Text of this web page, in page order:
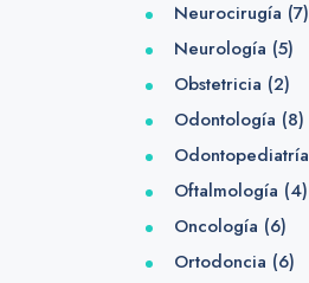
Neurocirugía (7)
Neurología (5)
Obstetricia (2)
Odontología (8)
Odontopediatría
Oftalmología (4)
Oncología (6)
Ortodoncia (6)